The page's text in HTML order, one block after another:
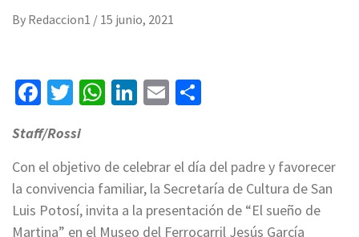
By Redaccion1 / 15 junio, 2021
Facebook
Twitter
WhatsApp
LinkedIn
Email
Staff/Rossi
Con el objetivo de celebrar el día del padre y favorecer
la convivencia familiar, la Secretaría de Cultura de San
Luis Potosí, invita a la presentación de “El sueño de
Martina” en el Museo del Ferrocarril Jesús García